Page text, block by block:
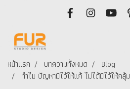
หน้าแรก บทความทั้งหมด
Blog
ทำไม ปัญหามีไว้ให้แก้ ไม่ได้มีไว้ให้กลุ้ม